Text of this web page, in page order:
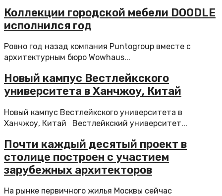
Коллекции городской мебели DOODLE
исполнился год
Ровно год назад компания Puntogroup вместе с
архитектурным бюро Wowhaus...
Новый кампус Вестлейкского
университета в Ханчжоу, Китай
Новый кампус Вестлейкского университета в
Ханчжоу, Китай Вестлейкский университет...
Почти каждый десятый проект в
столице построен с участием
зарубежных архитекторов
На рынке первичного жилья Москвы сейчас